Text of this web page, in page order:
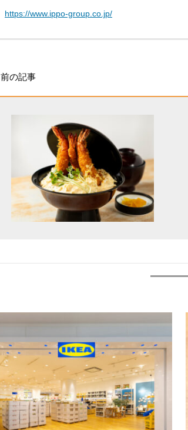
https://www.ippo-group.co.jp/
前の記事